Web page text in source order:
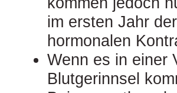
im ersten Jahr
hormonalen
Wenn es in einer
Blutgerinnsel